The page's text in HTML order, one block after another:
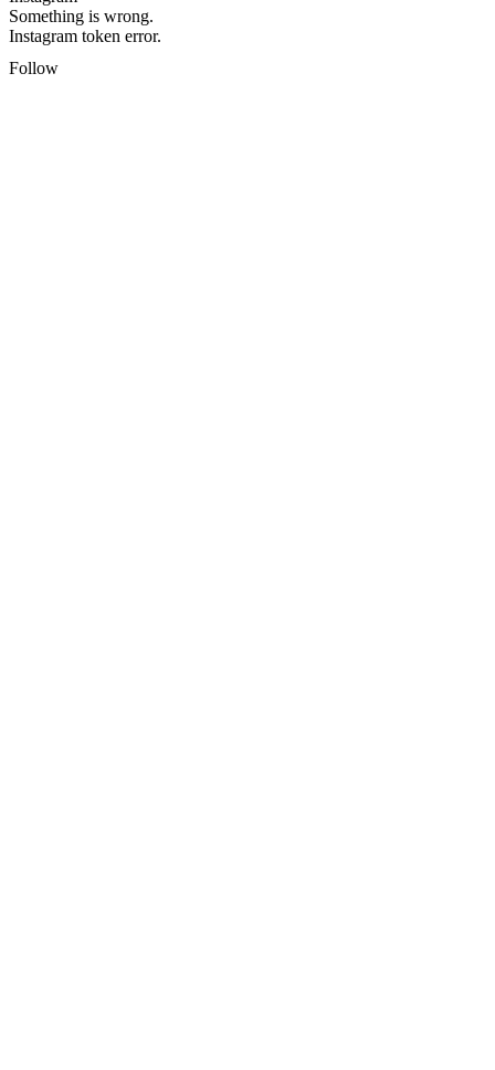
Something is wrong.
Instagram token error.
Follow